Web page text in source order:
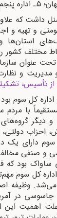
کل حدود 800 نفر
و تهیه و
استان‌ها
مختلف کشور
عنوان
و نظارت
تأسیس،
کل سوم
با
دیگر
احزاب
دارای یک
و صنفی مخالف
ساواک بود
کل سوم
وظیفه
اهمیت این